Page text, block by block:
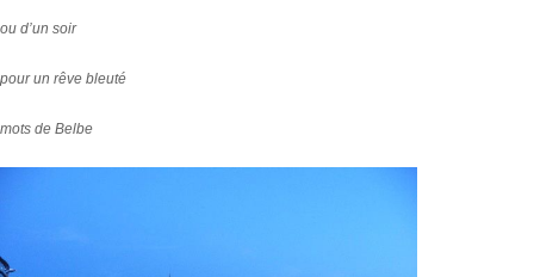
ou d’un soir
pour un rêve bleuté
mots de Belbe